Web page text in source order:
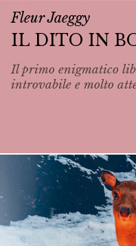
Fleur Jaeggy
IL DITO IN
Il primo enigmatico
introvabile e molto